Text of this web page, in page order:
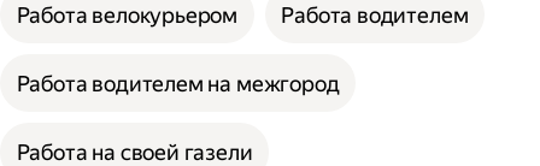
Работа велокурьером Работа водителем
Работа водителем на межгород
Работа на своей газели